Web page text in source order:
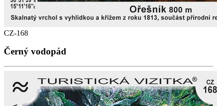
CZ-168
Černý vodopád